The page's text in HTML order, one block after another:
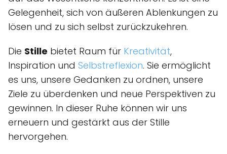
Gelegenheit, sich von äußeren Ablenkungen zu
lösen und zu sich selbst zurückzukehren.
Die Stille bietet Raum für Kreativität,
Inspiration und Selbstreflexion. Sie ermöglicht
es uns, unsere Gedanken zu ordnen, unsere
Ziele zu überdenken und neue Perspektiven zu
gewinnen. In dieser Ruhe können wir uns
erneuern und gestärkt aus der Stille
hervorgehen.